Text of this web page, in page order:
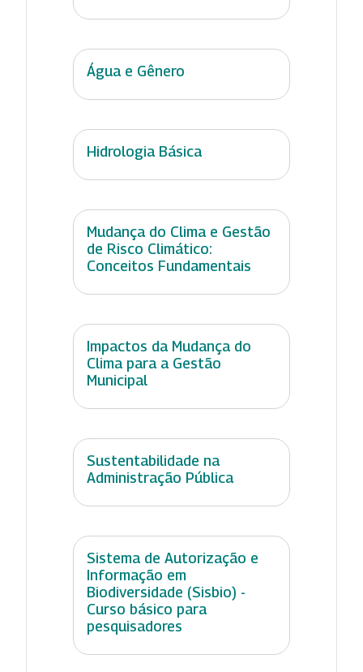
Água e Gênero
Hidrologia Básica
Mudança do Clima e Gestão
de Risco Climático:
Conceitos Fundamentais
Impactos da Mudança do
Clima para a Gestão
Municipal
Sustentabilidade na
Administração Pública
Sistema de Autorização e
Informação em
Biodiversidade (Sisbio) -
Curso básico para
pesquisadores